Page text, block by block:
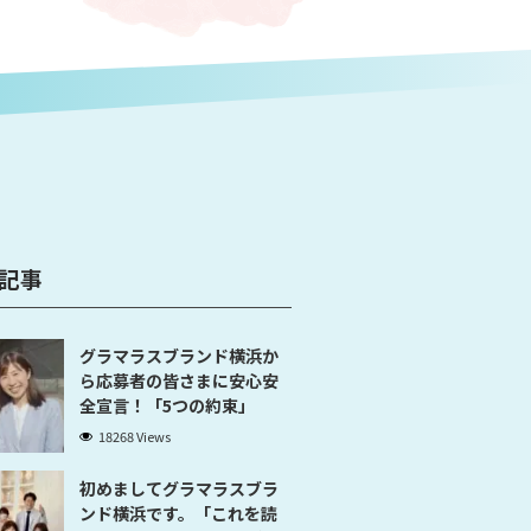
事
グラマラスブランド横浜か
ら応募者の皆さまに安心安
全宣言！「5つの約束」
18268 Views
初めましてグラマラスブラ
ンド横浜です。「これを読